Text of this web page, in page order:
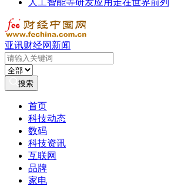
人工智能等研发应用走在世界前列
亚讯财经网新闻
搜索
首页
科技动态
数码
科技资讯
互联网
品牌
家电